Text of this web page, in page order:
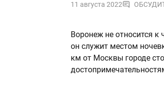
11 августа 2022
Воронеж не относится к
он служит местом
км от Москвы городе